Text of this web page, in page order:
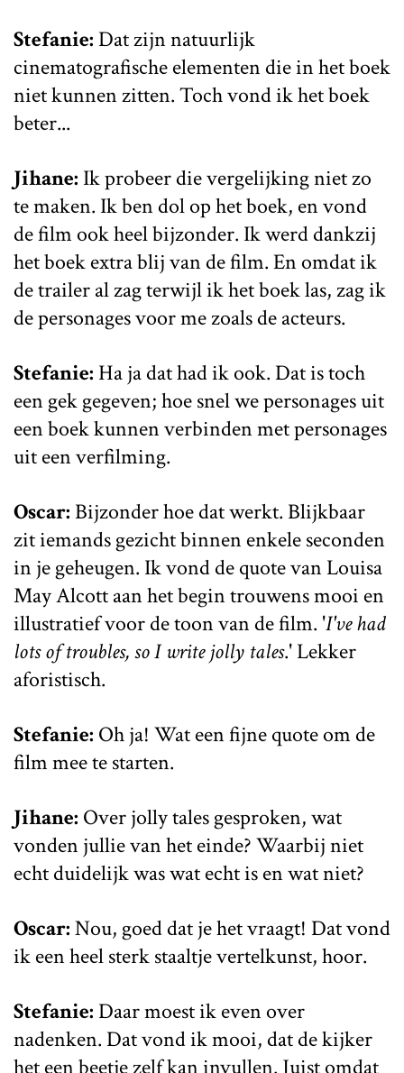
Stefanie: Dat zijn natuurlijk
cinematografische elementen die in het boek
niet kunnen zitten. Toch vond ik het boek
beter...
Jihane: Ik probeer die vergelijking niet zo
te maken. Ik ben dol op het boek, en vond
de film ook heel bijzonder. Ik werd dankzij
het boek extra blij van de film. En omdat ik
de trailer al zag terwijl ik het boek las, zag ik
de personages voor me zoals de acteurs.
Stefanie: Ha ja dat had ik ook. Dat is toch
een gek gegeven; hoe snel we personages uit
een boek kunnen verbinden met personages
uit een verfilming.
Oscar: Bijzonder hoe dat werkt. Blijkbaar
zit iemands gezicht binnen enkele seconden
in je geheugen. Ik vond de quote van Louisa
May Alcott aan het begin trouwens mooi en
illustratief voor de toon van de film. 'I've had
lots of troubles, so I write jolly tales.' Lekker
aforistisch.
Stefanie: Oh ja! Wat een fijne quote om de
film mee te starten.
Jihane: Over jolly tales gesproken, wat
vonden jullie van het einde? Waarbij niet
echt duidelijk was wat echt is en wat niet?
Oscar:Nou, goed dat je het vraagt! Dat vond
ik een heel sterk staaltje vertelkunst, hoor.
Stefanie: Daar moest ik even over
nadenken. Dat vond ik mooi, dat de kijker
het een beetje zelf kan invullen. Juist omdat